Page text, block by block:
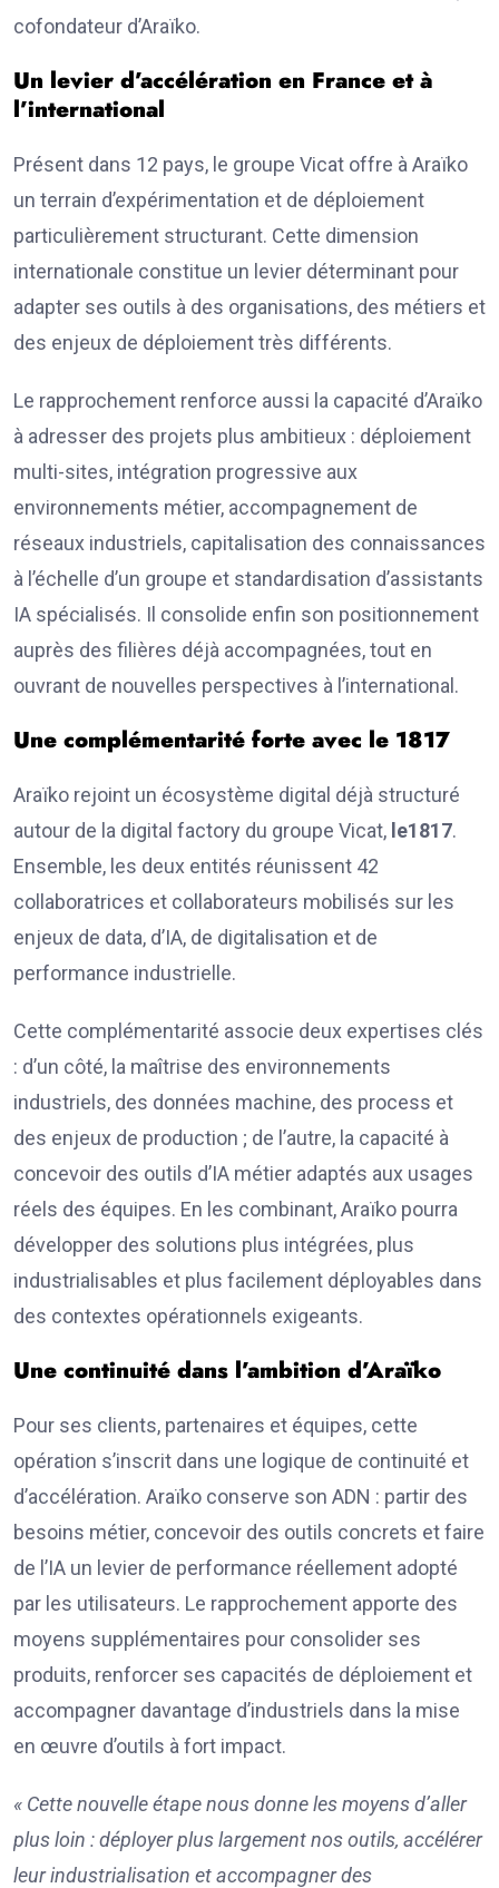
cofondateur d’Araïko.
Un levier d’accélération en France et à
l’international
Présent dans 12 pays, le groupe Vicat offre à Araïko
un terrain d’expérimentation et de déploiement
particulièrement structurant. Cette dimension
internationale constitue un levier déterminant pour
adapter ses outils à des organisations, des métiers et
des enjeux de déploiement très différents.
Le rapprochement renforce aussi la capacité d’Araïko
à adresser des projets plus ambitieux : déploiement
multi-sites, intégration progressive aux
environnements métier, accompagnement de
réseaux industriels, capitalisation des connaissances
à l’échelle d’un groupe et standardisation d’assistants
IA spécialisés. Il consolide enfin son positionnement
auprès des filières déjà accompagnées, tout en
ouvrant de nouvelles perspectives à l’international.
Une complémentarité forte avec le 1817
Araïko rejoint un écosystème digital déjà structuré
autour de la digital factory du groupe Vicat, le1817.
Ensemble, les deux entités réunissent 42
collaboratrices et collaborateurs mobilisés sur les
enjeux de data, d’IA, de digitalisation et de
performance industrielle.
Cette complémentarité associe deux expertises clés
: d’un côté, la maîtrise des environnements
industriels, des données machine, des process et
des enjeux de production ; de l’autre, la capacité à
concevoir des outils d’IA métier adaptés aux usages
réels des équipes. En les combinant, Araïko pourra
développer des solutions plus intégrées, plus
industrialisables et plus facilement déployables dans
des contextes opérationnels exigeants.
Une continuité dans l’ambition d’Araïko
Pour ses clients, partenaires et équipes, cette
opération s’inscrit dans une logique de continuité et
d’accélération. Araïko conserve son ADN : partir des
besoins métier, concevoir des outils concrets et faire
de l’IA un levier de performance réellement adopté
par les utilisateurs. Le rapprochement apporte des
moyens supplémentaires pour consolider ses
produits, renforcer ses capacités de déploiement et
accompagner davantage d’industriels dans la mise
en œuvre d’outils à fort impact.
« Cette nouvelle étape nous donne les moyens d’aller
plus loin : déployer plus largement nos outils, accélérer
leur industrialisation et accompagner des